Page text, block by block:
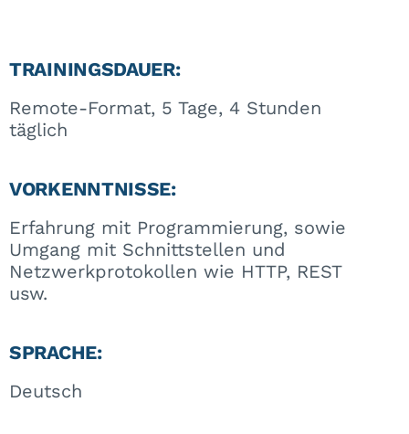
TRAININGSDAUER:
Remote-Format, 5 Tage, 4 Stunden
täglich
VORKENNTNISSE:
Erfahrung mit Programmierung, sowie
Umgang mit Schnittstellen und
Netzwerkprotokollen wie HTTP, REST
usw.
SPRACHE:
Deutsch